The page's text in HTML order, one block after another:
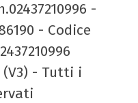
-
- Codice
- Tutti i